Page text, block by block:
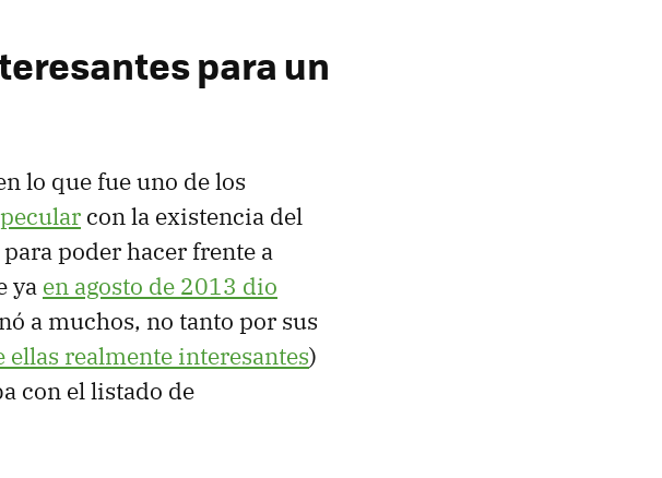
para un
lo que fue uno de los
con la existencia del
poder hacer frente a
ya en agosto de 2013 dio
a muchos, no tanto por sus
ellas realmente interesantes)
con el listado de